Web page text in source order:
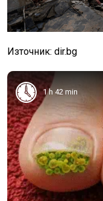
Източник: dir.bg
1 h 42 min